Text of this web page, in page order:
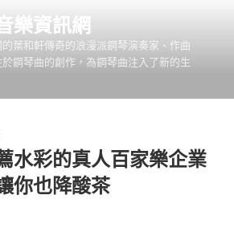
樂資訊網
葉和軒傳奇的浪漫派鋼琴演奏家、作曲
鋼琴曲的創作，為鋼琴曲注入了新的生
水彩的真人百家樂企業
你也降酸茶